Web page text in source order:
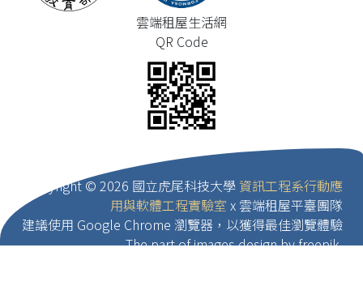
雲端租屋生活網
QR Code
Copyright © 2026 國立虎尾科技大學 資訊工程系行動應
用與軟體工程實驗室 x 雲端租屋平臺團隊
建議使用 Google Chrome 瀏覽器，以獲得最佳瀏覽體驗
The part of images design by freepik.